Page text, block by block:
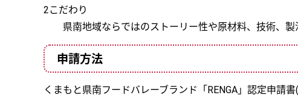
2こだわり
県南地域ならではのストーリー性や原材料、技術、製
申請方法
くまもと県南フードバレーブランド「RENGA」認定申請